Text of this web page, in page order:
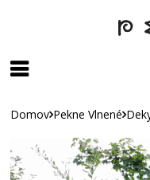
Domov Pekne Vlnené